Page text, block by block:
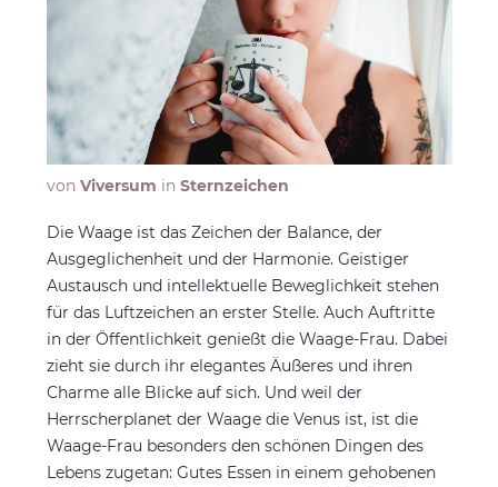
von Viversum in Sternzeichen
Die Waage ist das Zeichen der Balance, der
Ausgeglichenheit und der Harmonie. Geistiger
Austausch und intellektuelle Beweglichkeit stehen
für das Luftzeichen an erster Stelle. Auch Auftritte
in der Öffentlichkeit genießt die Waage-Frau. Dabei
zieht sie durch ihr elegantes Äußeres und ihren
Charme alle Blicke auf sich. Und weil der
Herrscherplanet der Waage die Venus ist, ist die
Waage-Frau besonders den schönen Dingen des
Lebens zugetan: Gutes Essen in einem gehobenen